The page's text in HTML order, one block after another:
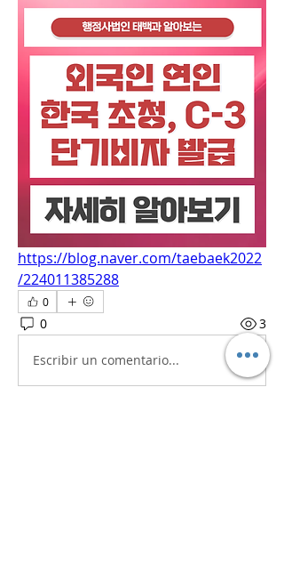
https://blog.naver.com/taebaek2022
/224011385288
0
0 3
Escribir un comentario...